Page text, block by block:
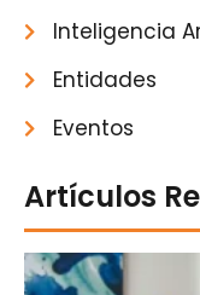
Artículos
Inteligencia
Entidades
Eventos